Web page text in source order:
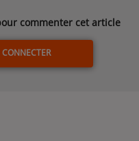
commenter cet article
CONNECTER